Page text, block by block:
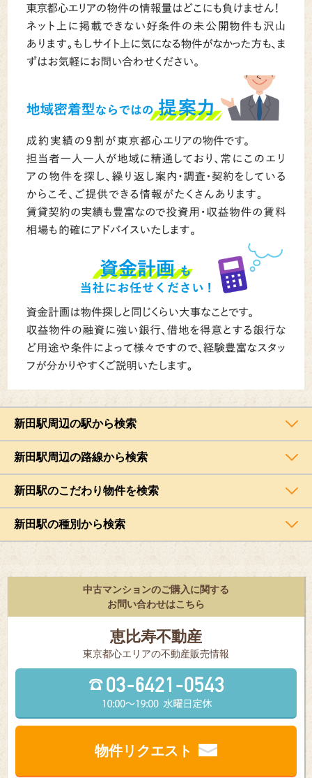
新田駅周辺の駅から検索
新田駅周辺の路線から検索
新田駅のこだわり物件を検索
新田駅の種別から検索
中古マンションのご購入に関する
お問い合わせはこちら
恵比寿不動産
東京都⼼エリアの不動産販売情報
物件リクエスト